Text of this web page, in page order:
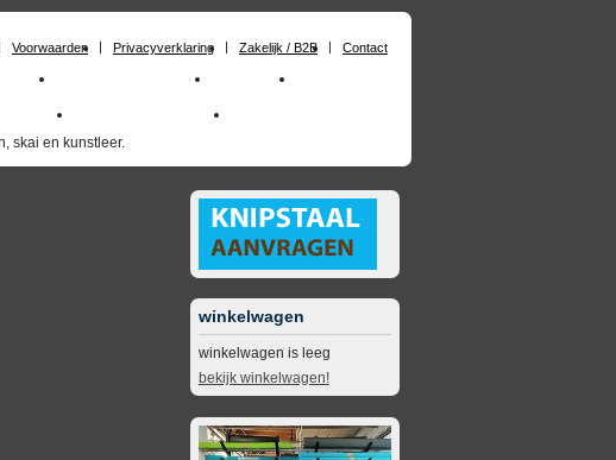
Voorwaarden Privacyverklaring Zakelijk / B2B Contact
skai en kunstleer.
Schuimrubber op maat Materialen
outdoorstof skai_kunstleer outdoor
winkelwagen
winkelwagen is leeg
bekijk winkelwagen!